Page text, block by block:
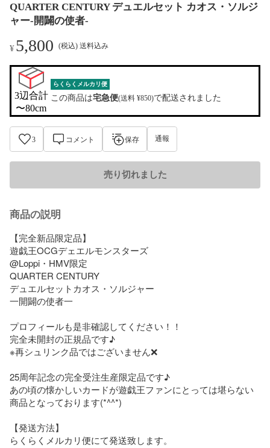
QUARTER CENTURY デュエルセット カオス・ソルジ
ャー-開闢の使者-
¥5,800 (税込) 送料込み
3辺合計
〜80cm
らくらくメルカリ便
この商品は宅急便(送料 ¥850)で配送されました
3 コメント 保存 通報
売り切れました
商品の説明
【完全新品限定品】
遊戯王OCGデェエルモンスターズ
@Loppi・HMV限定
QUARTER CENTURY
デュエルセットカオス・ソルジャー
一開闢の使者一
プロフィールも是非確認してください！！
完全未開封の正規品です♪
※再シュリンク品ではございません❌
25周年記念の完全受注生産限定品です♪
あの頃の懐かしいカードが遊戯王ファンにとっては堪らない
商品となっております(*^^*)
【発送方法】
らくらくメルカリ便にて発送致します。